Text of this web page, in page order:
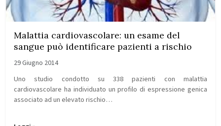
Malattia cardiovascolare: un esame del
sangue può identificare pazienti a rischio
29 Giugno 2014
Uno studio condotto su 338 pazienti con malattia
cardiovascolare ha individuato un profilo di espressione genica
associato ad un elevato rischio…